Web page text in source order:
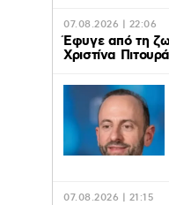
07.08.2026 | 22:06
Έφυγε από τη
Χριστίνα
07.08.2026 | 21:15